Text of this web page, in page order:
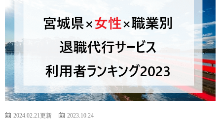
2024.02.21更新
2023.10.24